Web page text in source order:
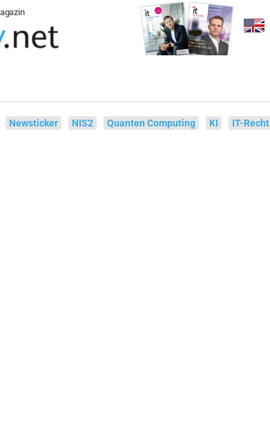
Newsticker NIS2 Quanten Computing KI IT-Recht